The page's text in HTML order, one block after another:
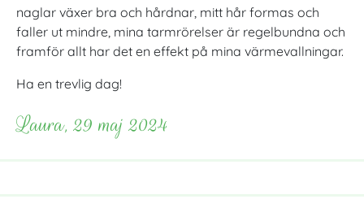
naglar växer bra och hårdnar, mitt hår formas och
faller ut mindre, mina tarmrörelser är regelbundna och
framför allt har det en effekt på mina värmevallningar.
Ha en trevlig dag!
Laura, 29 maj 2024